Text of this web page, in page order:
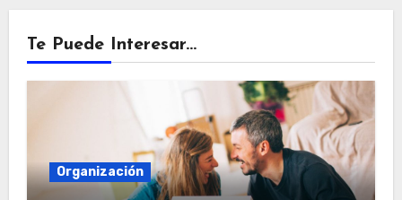
Te Puede Interesar...
Organización